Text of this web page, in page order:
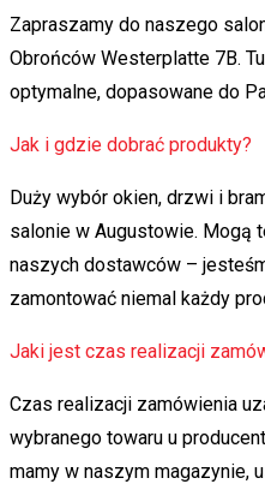
Zapraszamy do naszego
Obrońców Westerplatte 7B.
optymalne, dopasowane do
Jak i gdzie dobrać produkty?
Duży wybór okien, drzwi i
salonie w Augustowie. Mogą
naszych dostawców –
zamontować niemal każdy
Jaki jest czas realizacji
Czas realizacji zamówienia
wybranego towaru u
mamy w naszym magazynie,